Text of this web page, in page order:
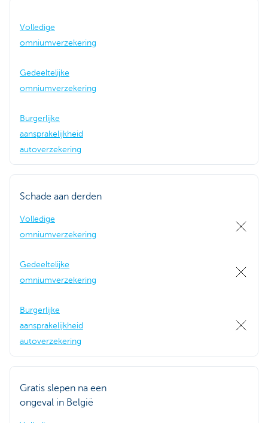
Volledige
omniumverzekering
Gedeeltelijke
omniumverzekering
Burgerlijke
aansprakelijkheid
autoverzekering
Schade aan derden
Volledige
omniumverzekering
Gedeeltelijke
omniumverzekering
Burgerlijke
aansprakelijkheid
autoverzekering
Gratis slepen na een
ongeval in België